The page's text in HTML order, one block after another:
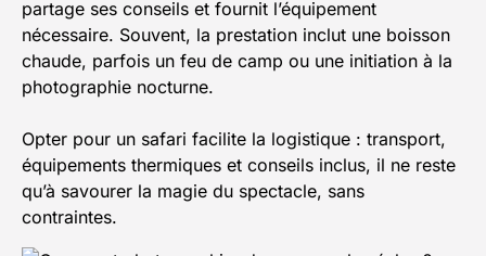
partage ses conseils et fournit l’équipement
nécessaire. Souvent, la prestation inclut une boisson
chaude, parfois un feu de camp ou une initiation à la
photographie nocturne.
Opter pour un safari facilite la logistique : transport,
équipements thermiques et conseils inclus, il ne reste
qu’à savourer la magie du spectacle, sans
contraintes.